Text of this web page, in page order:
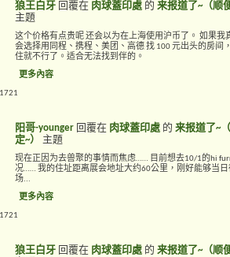
狼王白牙 回覆在 肉球蓋印處 的 来报道了~（顺
主題
这个价格有点贵呢 还会以为在上海使用沪币了。 如果
会选择用同程、携程、美团、高德 找 100 元出头的房间
住就不行了。适合无法找到伴的。
更多內容
阳哥-younger 回覆在 肉球蓋印處 的 来报道了~
定~）
主題
现在正因为去兽聚的事情而焦虑…… 目前想去10/1的hi
况…… 我的住址距离展会地址大约60公里，刚好能够当
场...
更多內容
狼王白牙 回覆在 肉球蓋印處 的 来报道了~（顺